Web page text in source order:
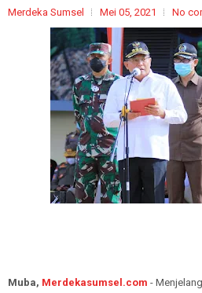
Merdeka Sumsel Mei 05, 2021 No
Muba, Merdekasumsel.com -